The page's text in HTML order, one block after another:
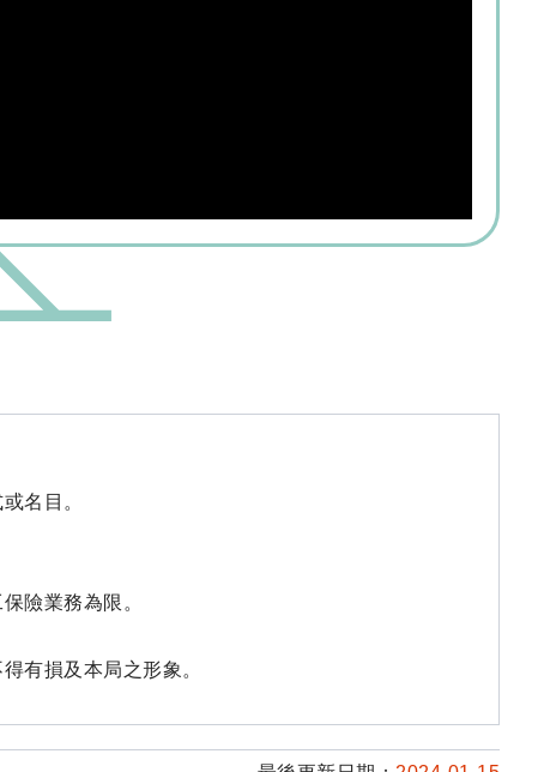
名目。
險業務為限。
有損及本局之形象。